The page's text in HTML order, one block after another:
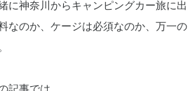
に神奈川からキャンピングカー旅に
なのか、ケージは必須なのか、万一